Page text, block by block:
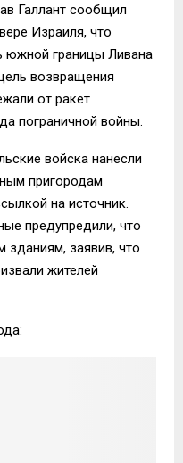
Галлант сообщил
Израиля, что
границы Ливана
возвращения
от ракет
пограничной войны.
войска нанесли
пригородам
на источник.
предупредили, что
зданиям, заявив, что
жителей